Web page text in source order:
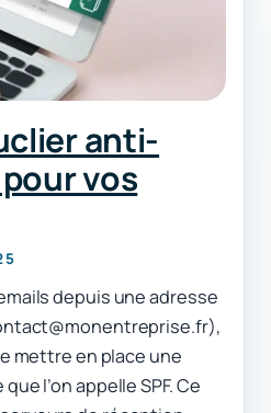
anti-
vos
depuis une adresse
mettre en place une
l’on appelle SPF. Ce